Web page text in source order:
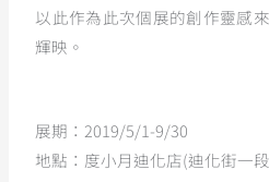
以此作為此次個展的創作靈感
輝映。
展期：2019/5/1-9/30
地點：度小月迪化店(迪化街一